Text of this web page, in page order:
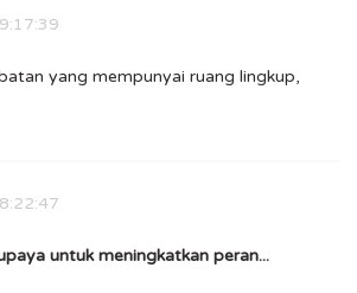
yang mempunyai ruang lingkup,
untuk meningkatkan peran...